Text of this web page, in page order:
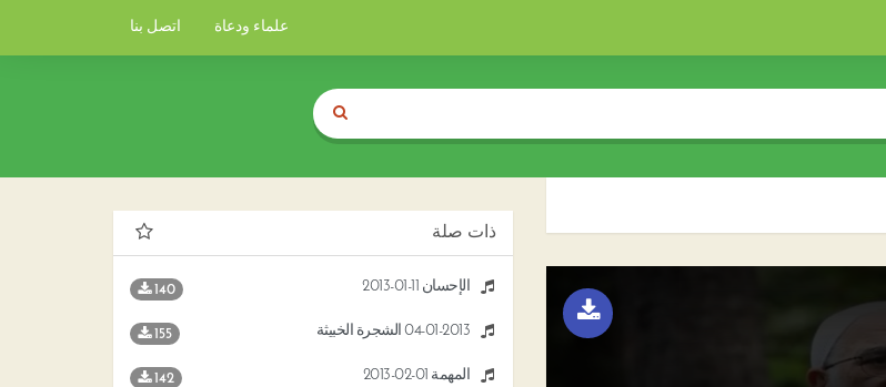
علماء ودعاة اتصل بنا
ذات صلة
الإحسان 11-01-2013 140
04-01-2013 الشجرة الخبيثة 155
المهمة 01-02-2013 142